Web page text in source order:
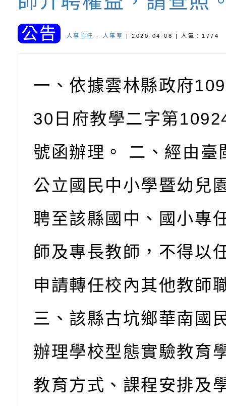
學諮商輔導的應用」
不只是遊戲 - 兒童遊
育講座「爸媽不暴走
成長」
日舉辦「空間的療癒
文化遊戲室之規畫與
檢送衛生福利部「政
材應注意之可及性格
有關本市桃園區中埔
情緒管理訓練-獨輪
施計畫」
「生命教育議題深化
議題論壇與生命塔羅
檢送LED跑馬燈文字
託播影片
有關教育部特殊教育
團學前及國中小身障
知能工作坊」
有關國立臺中教育大
題交流工作坊」活動
業發展中心（國立羅
學）辦理「115年度
題融入教學－國民中
（教材）推薦實施計
檢送桃園市政府LED
字稿及LCD託播圖片
檢送桃園市政府LED
字稿及LCD託播影（
國家發展委員會檔案
理本(115)年「春遊
動
檢送桃園市政府家庭
「小桃家4月課程資
姻怎麼翻譯－青少年
工作坊」、「愛『原
親子共學同樂會」、
代愛在陪伴」、「親
西門國小114學年度
親職教育講座「如何
情緒力？—用SEL玩
子溝通之秘訣」
有關財團法人中華國
礙者生命教育推廣協
「環保愛台灣」第五
礙者中小學生環保繪
檢送行政院新聞傳播
月份公共服務政策溝
訊
有關桃園市政府家庭
辦理115年原住民家
桃園市大溪區田心國
公告 人事主任 - 人事室 | 2020-04-08 | 人氣：1774
一、依據雲林縣政府
30日府教學二字第
號函辦理。 二、經由臺
公立國民中小學暨幼兒
聘至該縣國中、國小專
師及專長教師，不得以
申請轉任校內其他教師
三、該縣古坑鄉華南國
辦理學校型態實驗教育
教育方式、課程安排及